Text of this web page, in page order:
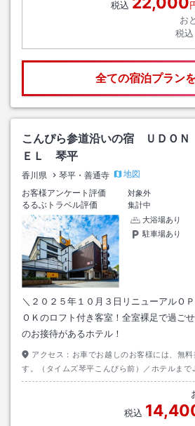
税込
お
税込
全ての宿泊プラン
こんぴら参道沿いの宿 ＵＤＯ
ＥＬ 琴平
香川県 琴平・善通寺
地図
お客様アンケート評価
対象外
るるぶトラベル評価
集計中
大浴場あり
駐車場あり
＼２０２５年１０月３日リニューアルＯ
ＯＫのロフト付き客室！全室裸足で過ご
のお接待があるホテル！
アクセス： お車でお越しのお客様には、無
す。（タイムズ琴平こんぴら前）／ホテルまで
琴電琴平駅より徒歩８分、善通寺ICより車で１
税込